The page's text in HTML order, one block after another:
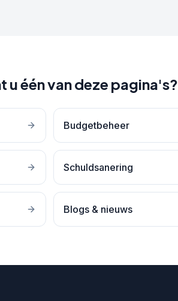
u één van deze pagina's?
Budgetbeheer
Schuldsanering
Blogs & nieuws